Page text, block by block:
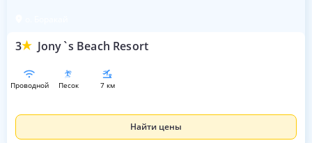
3 Jony`s Beach Resort
проводной песок 7 км
Найти цены